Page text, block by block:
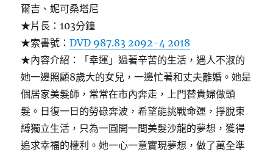
爾吉、妮可桑塔尼
★片長：103分鐘
★索書號：DVD 987.83 2092-4 2018
★內容介紹：「幸運」過著辛苦的生活，遇人不淑的
她一邊照顧8歲大的女兒，一邊忙著和丈夫離婚。她是
個居家美髮師，常常在市內奔走，上門替貴婦做頭
髮。日復一日的勞碌奔波，希望能挑戰命運，掙脫束
縛獨立生活，只為一圓開一間美髮沙龍的夢想，獲得
追求幸福的權利。她一心一意實現夢想，做了萬全準